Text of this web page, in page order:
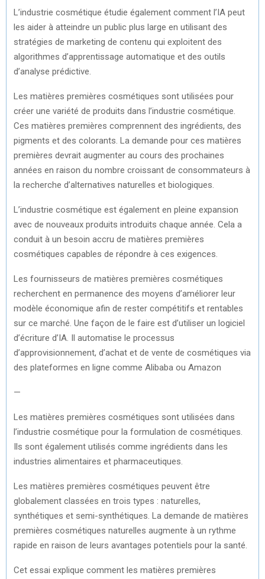
L’industrie cosmétique étudie également comment l’IA peut
les aider à atteindre un public plus large en utilisant des
stratégies de marketing de contenu qui exploitent des
algorithmes d’apprentissage automatique et des outils
d’analyse prédictive.
Les matières premières cosmétiques sont utilisées pour
créer une variété de produits dans l’industrie cosmétique.
Ces matières premières comprennent des ingrédients, des
pigments et des colorants. La demande pour ces matières
premières devrait augmenter au cours des prochaines
années en raison du nombre croissant de consommateurs à
la recherche d’alternatives naturelles et biologiques.
L’industrie cosmétique est également en pleine expansion
avec de nouveaux produits introduits chaque année. Cela a
conduit à un besoin accru de matières premières
cosmétiques capables de répondre à ces exigences.
Les fournisseurs de matières premières cosmétiques
recherchent en permanence des moyens d’améliorer leur
modèle économique afin de rester compétitifs et rentables
sur ce marché. Une façon de le faire est d’utiliser un logiciel
d’écriture d’IA. Il automatise le processus
d’approvisionnement, d’achat et de vente de cosmétiques via
des plateformes en ligne comme Alibaba ou Amazon
—
Les matières premières cosmétiques sont utilisées dans
l’industrie cosmétique pour la formulation de cosmétiques.
Ils sont également utilisés comme ingrédients dans les
industries alimentaires et pharmaceutiques.
Les matières premières cosmétiques peuvent être
globalement classées en trois types : naturelles,
synthétiques et semi-synthétiques. La demande de matières
premières cosmétiques naturelles augmente à un rythme
rapide en raison de leurs avantages potentiels pour la santé.
Cet essai explique comment les matières premières